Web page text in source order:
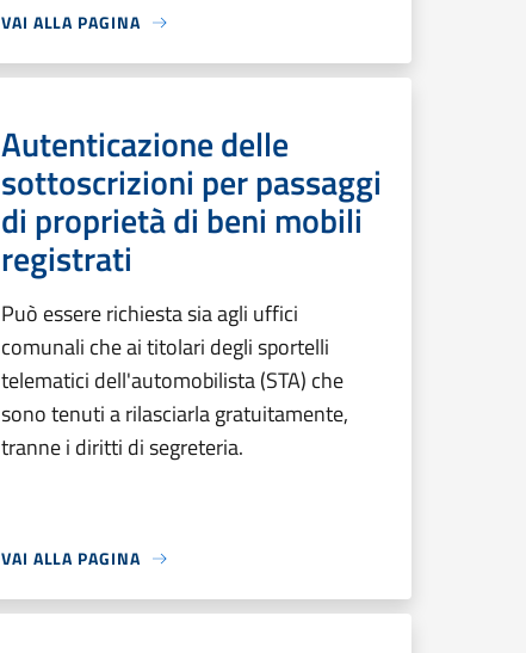
VAI ALLA PAGINA
Autenticazione delle
sottoscrizioni per passaggi
di proprietà di beni mobili
registrati
Può essere richiesta sia agli uffici
comunali che ai titolari degli sportelli
telematici dell'automobilista (STA) che
sono tenuti a rilasciarla gratuitamente,
tranne i diritti di segreteria.
VAI ALLA PAGINA